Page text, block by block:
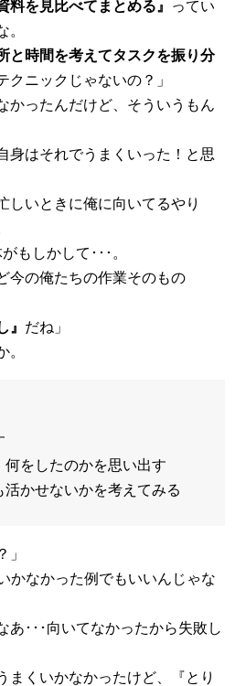
料を見比べてまとめる』
ってい
。
と時間を考えてタスクを振り分
クニックじゃないの？」
かったんだけど、そういうもん
身はそれでうまくいった！と思
しいときに俺に向いてるやり
もしかして･･･。
今の俺たちの作業そのもの
』 だね」
。
をしたのかを思い出す
かせないかを考えてみる
」
かなかった例でもいいんじゃな
あ･･･向いてなかったから失敗し
まくいかなかったけど、『とり